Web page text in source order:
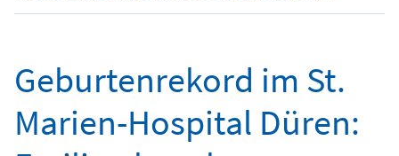
Geburtenrekord im St.
Marien-Hospital Düren: